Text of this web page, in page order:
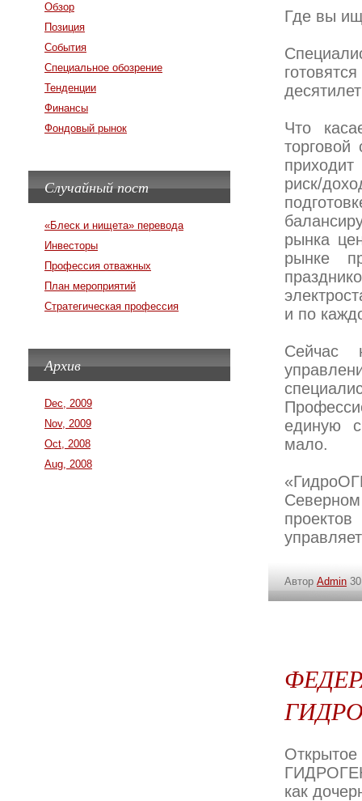
Где вы
Что
риск/
рынка
рынке
и по
Сейчас
единую
мало.
Автор Admin
как
Обзор
Позиция
События
Специальное обозрение
Тенденции
Финансы
Фондовый рынок
Случайный пост
«Блеск и нищета» перевода
Инвесторы
Профессия отважных
План мероприятий
Стратегическая профессия
Архив
Dec, 2009
Nov, 2009
Oct, 2008
Aug, 2008